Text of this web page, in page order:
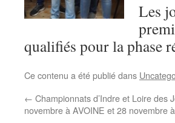
Les
qualifiés pour la phase
Ce contenu a été publié dans
← Championnats d’Indre et Loire des
novembre à AVOINE et 28 novembre